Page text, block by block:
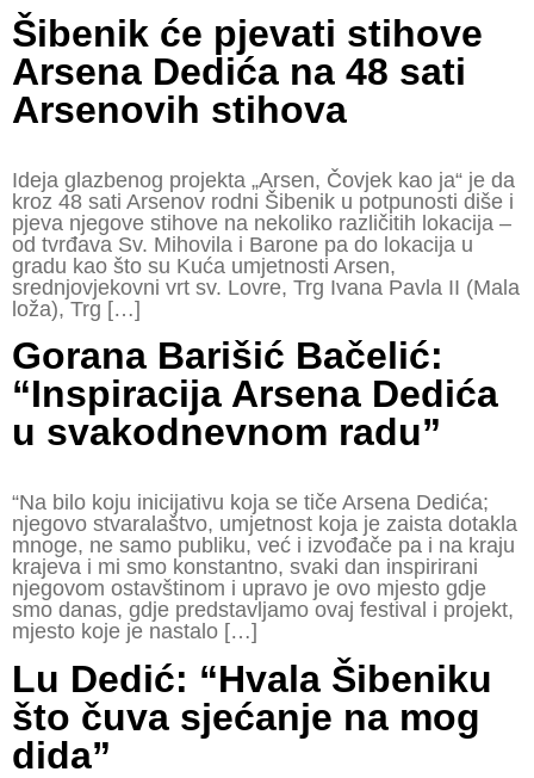
Šibenik će pjevati stihove
Arsena Dedića na 48 sati
Arsenovih stihova
Ideja glazbenog projekta „Arsen, Čovjek kao ja“ je da
kroz 48 sati Arsenov rodni Šibenik u potpunosti diše i
pjeva njegove stihove na nekoliko različitih lokacija –
od tvrđava Sv. Mihovila i Barone pa do lokacija u
gradu kao što su Kuća umjetnosti Arsen,
srednjovjekovni vrt sv. Lovre, Trg Ivana Pavla II (Mala
loža), Trg […]
Gorana Barišić Bačelić:
“Inspiracija Arsena Dedića
u svakodnevnom radu”
“Na bilo koju inicijativu koja se tiče Arsena Dedića;
njegovo stvaralaštvo, umjetnost koja je zaista dotakla
mnoge, ne samo publiku, već i izvođače pa i na kraju
krajeva i mi smo konstantno, svaki dan inspirirani
njegovom ostavštinom i upravo je ovo mjesto gdje
smo danas, gdje predstavljamo ovaj festival i projekt,
mjesto koje je nastalo […]
Lu Dedić: “Hvala Šibeniku
što čuva sjećanje na mog
dida”